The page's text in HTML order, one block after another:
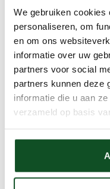
We gebruiken cookies
personaliseren, om
en om ons
informatie over uw
partners voor social
partners kunnen deze
informatie die u aan
verzameld op basis